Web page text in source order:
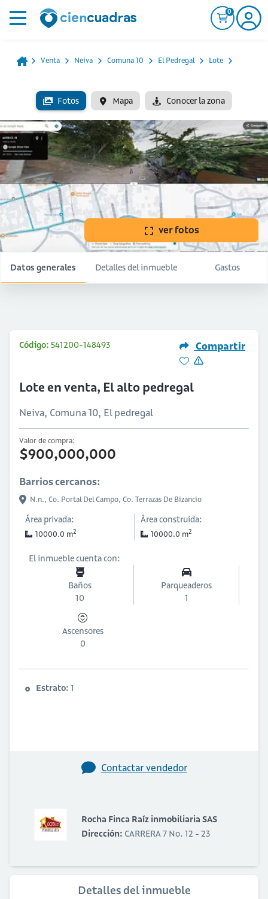
0
Venta Neiva Comuna 10 El Pedregal Lote
Fotos Mapa Conocer la zona
ver fotos
Datos generales Detalles del inmueble Gastos
Código: 541200-148493 Compartir
Lote en venta, El alto pedregal
Neiva, Comuna 10, El pedregal
Valor de compra:
$900,000,000
Barrios cercanos:
N.n., Co. Portal Del Campo, Co. Terrazas De Bizancio
Área privada:
10000.0 m2
Área construida:
10000.0 m2
El inmueble cuenta con:
Baños
10
Parqueaderos
1
Ascensores
0
Estrato: 1
Contactar vendedor
Rocha Finca Raíz inmobiliaria SAS
Dirección: CARRERA 7 No. 12 - 23
Detalles del inmueble